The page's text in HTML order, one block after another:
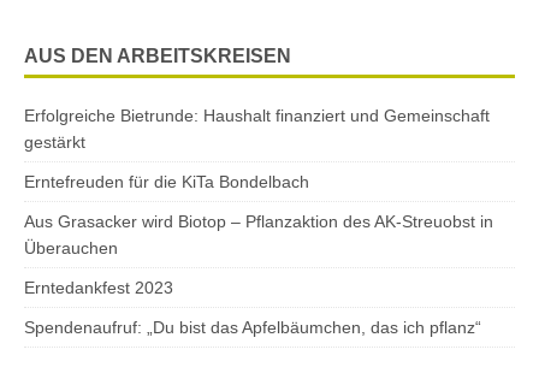
AUS DEN ARBEITSKREISEN
Erfolgreiche Bietrunde: Haushalt finanziert und Gemeinschaft
gestärkt
Erntefreuden für die KiTa Bondelbach
Aus Grasacker wird Biotop – Pflanzaktion des AK-Streuobst in
Überauchen
Erntedankfest 2023
Spendenaufruf: „Du bist das Apfelbäumchen, das ich pflanz“